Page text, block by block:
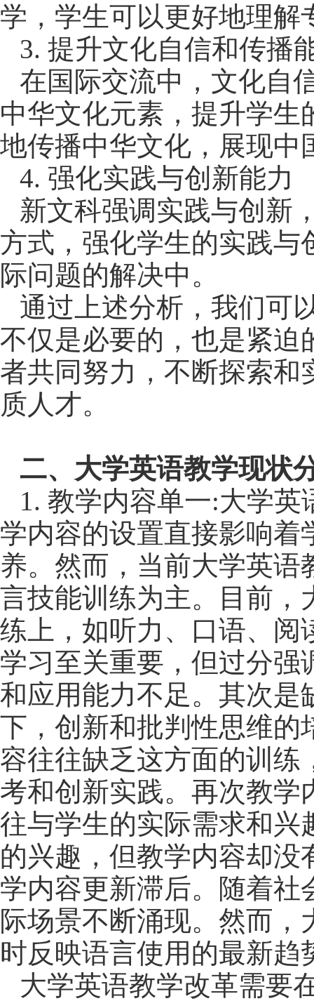
学，学生可以更好地理解
3. 提升文化自信和传播
在国际交流中，文化自
中华文化元素，提升学
地传播中华文化，展现中
4. 强化实践与创新能力
新文科强调实践与创新
方式，强化学生的实践与
际问题的解决中。
通过上述分析，我们可
不仅是必要的，也是紧迫
者共同努力，不断探索和
质人才。
二、大学英语教学现状
1. 教学内容单一:大学英
学内容的设置直接影响着
养。然而，当前大学英
言技能训练为主。目前，
练上，如听力、口语、阅
学习至关重要，但过分强
和应用能力不足。其次是
下，创新和批判性思维的
容往往缺乏这方面的训练
考和创新实践。再次教学
往与学生的实际需求和兴
的兴趣，但教学内容却
学内容更新滞后。随着社
际场景不断涌现。然而
时反映语言使用的最新趋
大学英语教学改革需要